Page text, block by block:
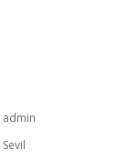
admin
Sevil